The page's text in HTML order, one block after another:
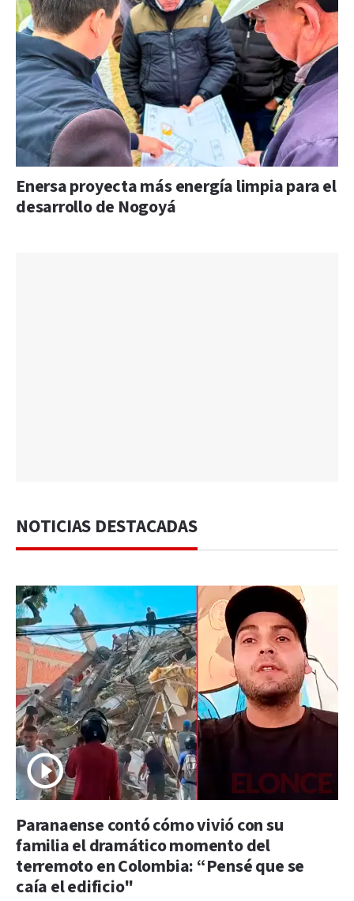
Enersa proyecta más energía limpia para el
desarrollo de Nogoyá
NOTICIAS DESTACADAS
Paranaense contó cómo vivió con su
familia el dramático momento del
terremoto en Colombia: “Pensé que se
caía el edificio"